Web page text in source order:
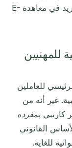
الفريد في معاهدة E-
للمهنيين
للعاملين
غير أنه من
كاريبي بمفرده
القانوني
للغاية.